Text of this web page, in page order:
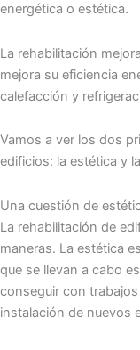
energética o estética.
La rehabilitación
mejora su eficiencia
calefacción y
Vamos a ver los dos
edificios: la estética y
Una cuestión de
La rehabilitación de
maneras. La estética
que se llevan a cabo
conseguir con
instalación de nuevos